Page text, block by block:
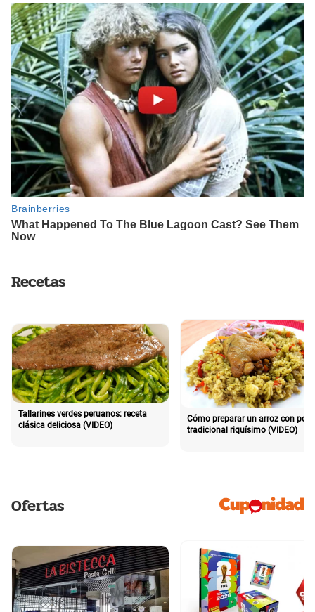
Recetas
Tallarines verdes peruanos: receta
clásica deliciosa (VIDEO)
Cómo preparar un arroz con pollo
tradicional riquísimo (VIDEO)
Ofertas